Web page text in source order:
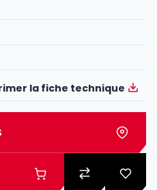
la fiche technique